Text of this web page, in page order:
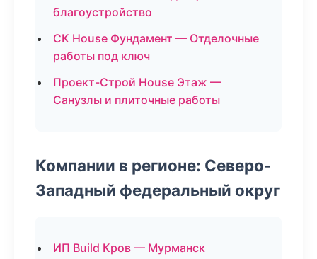
благоустройство
СК House Фундамент — Отделочные
работы под ключ
Проект-Строй House Этаж —
Санузлы и плиточные работы
Компании в регионе: Северо-
Западный федеральный округ
ИП Build Кров — Мурманск